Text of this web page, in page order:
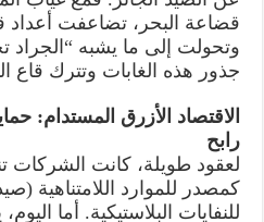
قضاعة البحر، تضاعفت أعداد
وتحولت إلى ما يشبه “الجراد
جذور هذه الغابات وتترك قاع
الاقتصاد الأزرق المستدام:
رابح
لعقود طويلة، كانت الشركات
كمصدر للموارد اللامتناهية
للنفايات البلاستيكية. أما